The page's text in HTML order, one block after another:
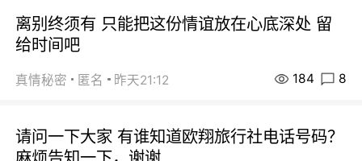
离别终须有 只能把这份情谊放在心底深处 留
给时间吧
真情秘密 匿名 昨天21:12 184 8
请问一下大家 有谁知道欧翔旅行社电话号码？